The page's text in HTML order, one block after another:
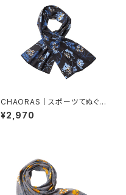
CHAORAS｜スポーツてぬぐい
（サンカヨウ）
¥2,970